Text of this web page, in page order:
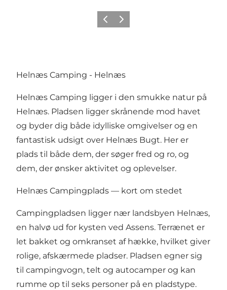
ForrigeNæste
Helnæs Camping - Helnæs
Helnæs Camping ligger i den smukke natur på
Helnæs. Pladsen ligger skrånende mod havet
og byder dig både idylliske omgivelser og en
fantastisk udsigt over Helnæs Bugt. Her er
plads til både dem, der søger fred og ro, og
dem, der ønsker aktivitet og oplevelser.
Helnæs Campingplads — kort om stedet
Campingpladsen ligger nær landsbyen Helnæs,
en halvø ud for kysten ved Assens. Terrænet er
let bakket og omkranset af hække, hvilket giver
rolige, afskærmede pladser. Pladsen egner sig
til campingvogn, telt og autocamper og kan
rumme op til seks personer på en pladstype.